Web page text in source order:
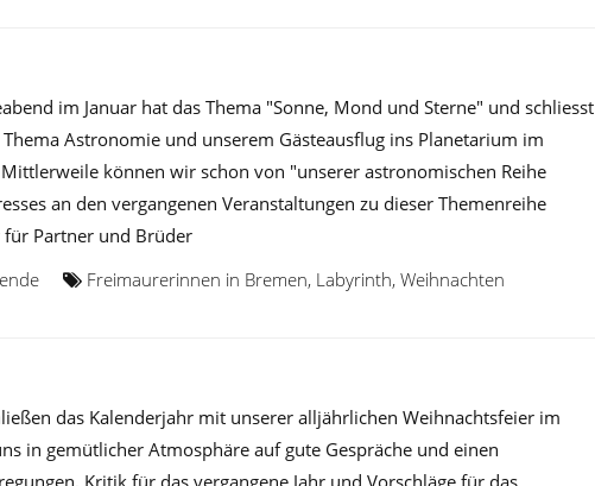
im Januar hat das Thema "Sonne, Mond und Sterne" und schliesst
Astronomie und unserem Gästeausflug ins Planetarium im
können wir schon von "unserer astronomischen Reihe
an den vergangenen Veranstaltungen zu dieser Themenreihe
Partner und Brüder
Freimaurerinnen in Bremen, Labyrinth, Weihnachten
das Kalenderjahr mit unserer alljährlichen Weihnachtsfeier im
in gemütlicher Atmosphäre auf gute Gespräche und einen
Kritik für das vergangene Jahr und Vorschläge für das